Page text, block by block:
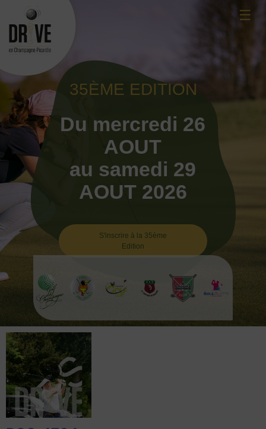
content
☰
35ÈME EDITION
Du mercredi 26
AOUT
au samedi 29
AOUT 2026
S'inscrire à la 35ème
Edition